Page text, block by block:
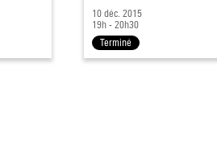
10 déc. 2015
19h - 20h30
Terminé